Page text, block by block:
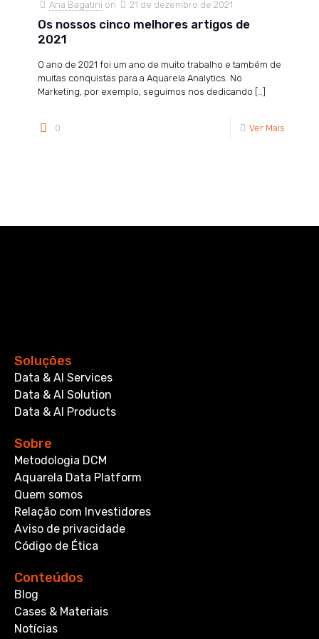
Ana Bagatini on 21 de dezembro de 2021
Os nossos cinco melhores artigos de
2021
O ano de 2021 foi um ano de muito trabalho e também de
muitas conquistas para a Aquarela Analytics. No
Marketing, por exemplo, seguimos nos dedicando […]
0 Ver Mais
Soluções
Data & AI Services
Data & AI Solution
Data & AI Products
Sobre
Metodologia DCM
Aquarela Data Platform
Quem somos
Relação com Investidores
Aviso de privacidade
Código de Ética
Conteúdos
Blog
Cases & Materiais
Notícias